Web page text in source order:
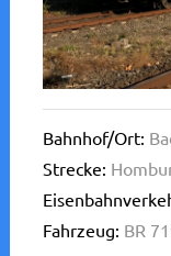
Bahnhof/Ort:
Strecke:
Fahrzeug: BR